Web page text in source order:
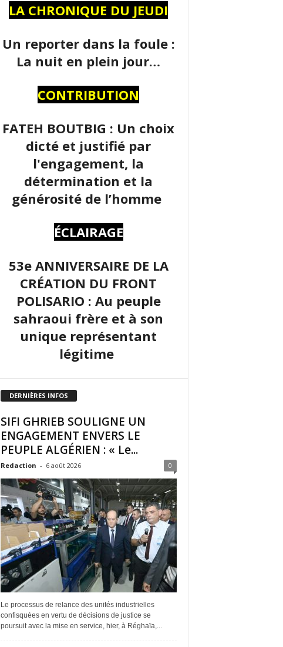
LA CHRONIQUE DU JEUDI
Un reporter dans la foule :
La nuit en plein jour…
CONTRIBUTION
FATEH BOUTBIG : Un choix
dicté et justifié par
l'engagement, la
détermination et la
générosité de l’homme
ÉCLAIRAGE
53e ANNIVERSAIRE DE LA
CRÉATION DU FRONT
POLISARIO : Au peuple
sahraoui frère et à son
unique représentant
légitime
DERNIÈRES INFOS
SIFI GHRIEB SOULIGNE UN
ENGAGEMENT ENVERS LE
PEUPLE ALGÉRIEN : « Le...
Redaction - 6 août 2026 0
Le processus de relance des unités industrielles
confisquées en vertu de décisions de justice se
poursuit avec la mise en service, hier, à Réghaïa,...